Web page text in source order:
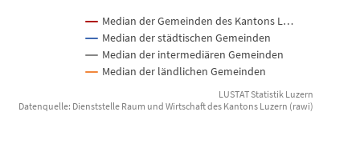
Median der Gemeinden des Kantons L…
Median der städtischen Gemeinden
Median der intermediären Gemeinden
Median der ländlichen Gemeinden
LUSTAT Statistik Luzern
Datenquelle: Dienststelle Raum und Wirtschaft des Kantons Luzern (rawi)